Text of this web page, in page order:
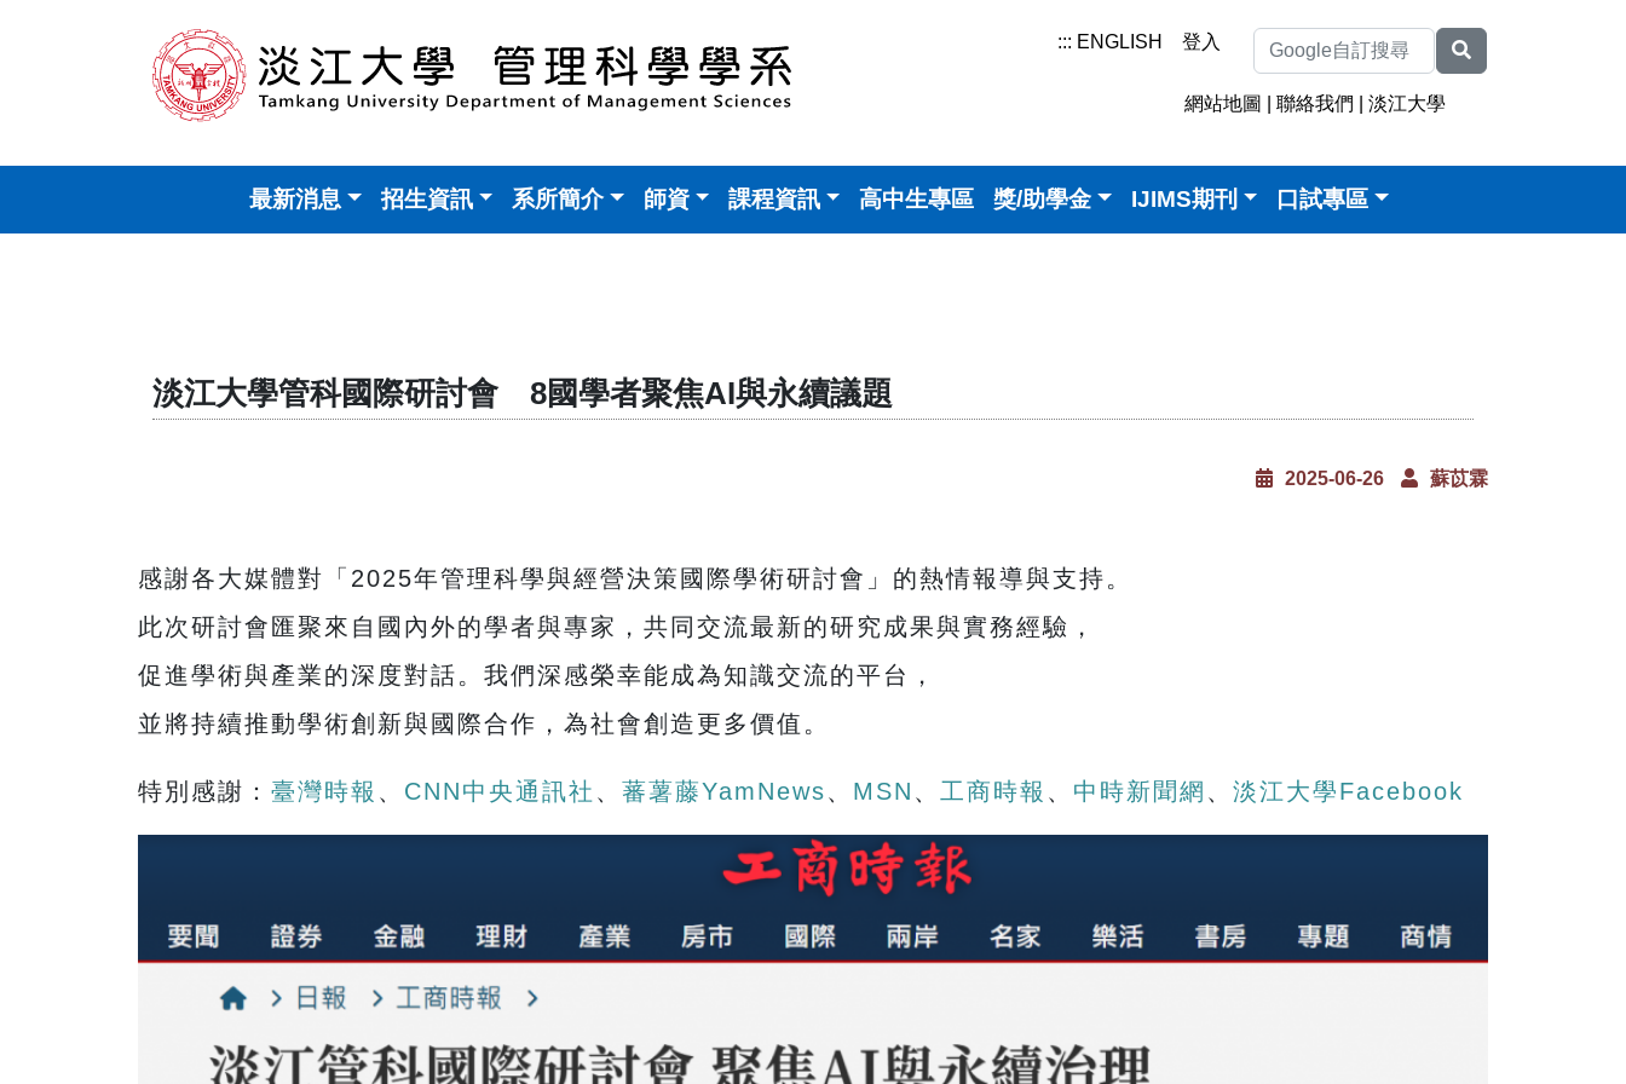
::: ENGLISH 登入
網站地圖 |聯絡我們 |淡江大學
最新消息 招生資訊 系所簡介 師資 課程資訊 高中生專區 獎/助學金 IJIMS期刊 口試專區
淡江大學管科國際研討會 8國學者聚焦AI與永續議題
2025-06-26 蘇苡霖
感謝各大媒體對「2025年管理科學與經營決策國際學術研討會」的熱情報導與支持。
此次研討會匯聚來自國內外的學者與專家，共同交流最新的研究成果與實務經驗，
促進學術與產業的深度對話。我們深感榮幸能成為知識交流的平台，
並將持續推動學術創新與國際合作，為社會創造更多價值。
特別感謝： 臺灣時報 、 CNN中央通訊社 、 蕃薯藤YamNews、 MSN 、 工商時報 、 中時新聞網 、 淡江大學Facebook